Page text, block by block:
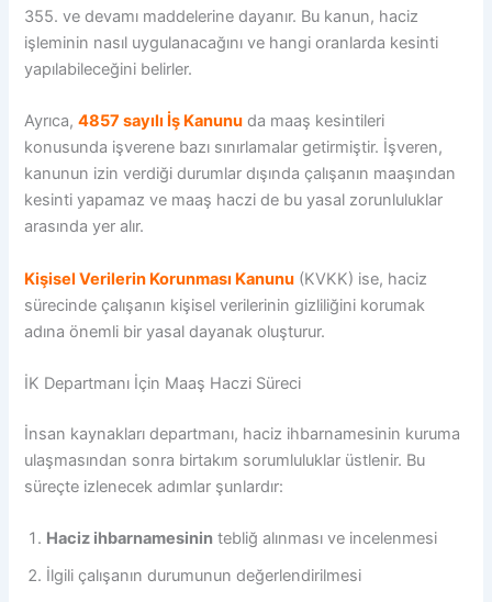
355. ve devamı maddelerine dayanır. Bu kanun, haciz
işleminin nasıl uygulanacağını ve hangi oranlarda kesinti
yapılabileceğini belirler.
Ayrıca,4857 sayılı İş Kanunu da maaş kesintileri
konusunda işverene bazı sınırlamalar getirmiştir. İşveren,
kanunun izin verdiği durumlar dışında çalışanın maaşından
kesinti yapamaz ve maaş haczi de bu yasal zorunluluklar
arasında yer alır.
Kişisel Verilerin Korunması Kanunu (KVKK) ise, haciz
sürecinde çalışanın kişisel verilerinin gizliliğini korumak
adına önemli bir yasal dayanak oluşturur.
İK Departmanı İçin Maaş Haczi Süreci
İnsan kaynakları departmanı, haciz ihbarnamesinin kuruma
ulaşmasından sonra birtakım sorumluluklar üstlenir. Bu
süreçte izlenecek adımlar şunlardır:
Haciz ihbarnamesinin tebliğ alınması ve incelenmesi
İlgili çalışanın durumunun değerlendirilmesi